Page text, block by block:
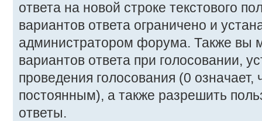
ответа на новой строке текстового
вариантов ответа ограничено и
администратором форума. Также вы
вариантов ответа при голосовании,
проведения голосования (0 означает,
постоянным), а также разрешить
ответы.